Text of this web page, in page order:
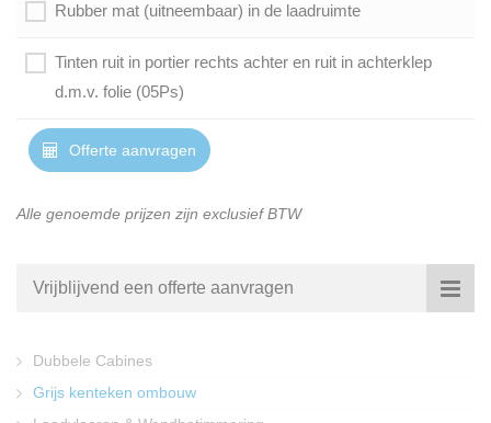
Rubber mat (uitneembaar) in de laadruimte
Tinten ruit in portier rechts achter en ruit in achterklep
d.m.v. folie (05Ps)
Offerte aanvragen
Alle genoemde prijzen zijn exclusief BTW
Vrijblijvend een offerte aanvragen
Dubbele Cabines
Grijs kenteken ombouw